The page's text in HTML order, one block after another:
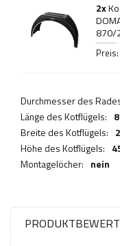
2x
870/
Preis:
Durchmesser des
Länge des Kotflügels:
Breite des Kotflügels:
Höhe des Kotflügels:
Montagelöcher: nein